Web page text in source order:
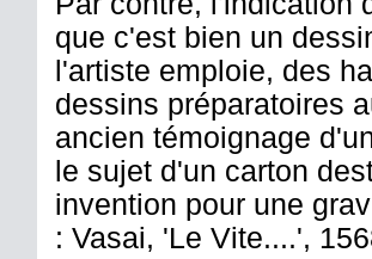
que c'est bien un
l'artiste emploie, des
dessins préparatoires
ancien témoignage
le sujet d'un carton
invention pour une
: Vasai, 'Le Vite....',